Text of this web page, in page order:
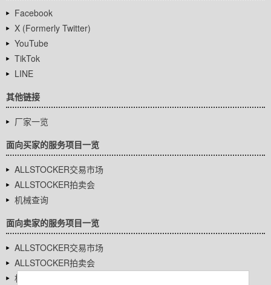
Facebook
X (Formerly Twitter)
YouTube
TikTok
LINE
其他链接
厂家一览
面向买家的服务项目一览
ALLSTOCKER交易市场
ALLSTOCKER拍卖会
机械查询
面向卖家的服务项目一览
ALLSTOCKER交易市场
ALLSTOCKER拍卖会
机械查询